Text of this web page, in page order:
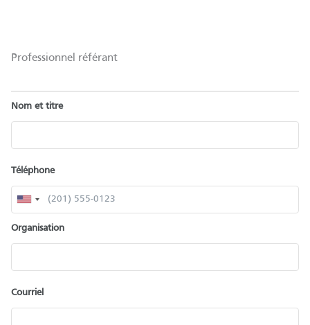
Professionnel référant
Nom et titre
Téléphone
Organisation
Courriel